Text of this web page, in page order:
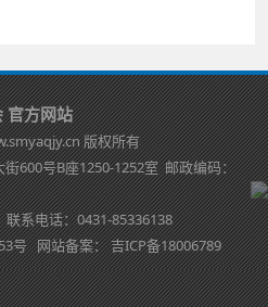
官方网站
版权所有
600号B座1250-1252室 邮政编码：
系电话：0431-85336138
号网站备案：吉ICP备18006789